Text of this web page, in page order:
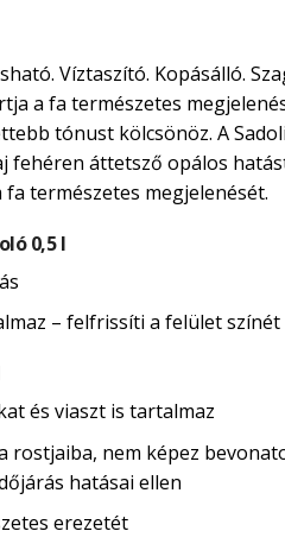
Víztaszító. Kopásálló.
a fa természetes
tónust kölcsönöz. A
fehéren áttetsző opálos
természetes megjelenését.
0,5 l
– felfrissíti a felület színét
és viaszt is tartalmaz
rostjaiba, nem képez
hatásai ellen
erezetét